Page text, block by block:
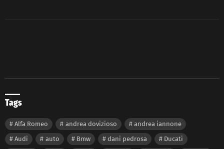
Tags
Alfa Romeo andrea dovizioso
andrea iannone
Audi
auto Bmw dani pedrosa
Ducati